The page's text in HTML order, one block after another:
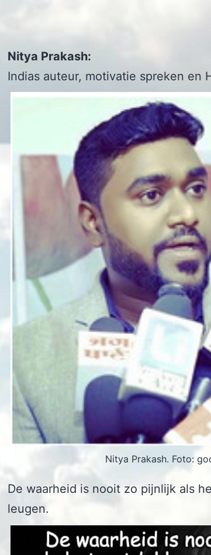
Nitya Prakash:
Indias auteur, motivatie spreken en
Nitya Prakash. Foto:
De waarheid is nooit zo pijnlijk als
leugen.